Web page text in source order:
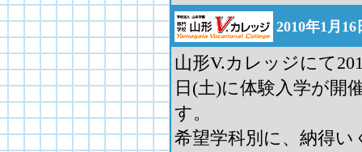
2010年1月
山形V.カレッジにて
日(土)に体験入学が開
す。
希望学科別に、納得い